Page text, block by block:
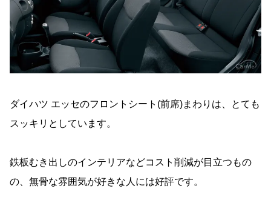
ダイハツ エッセのフロントシート(前席)まわりは、とても
スッキリとしています。
鉄板むき出しのインテリアなどコスト削減が目立つもの
の、無骨な雰囲気が好きな人には好評です。